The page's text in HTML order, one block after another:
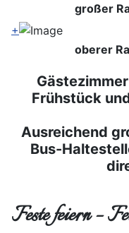
großer
+
oberer
Frühstück
Ausreichend
Bus-
Feste feiern –